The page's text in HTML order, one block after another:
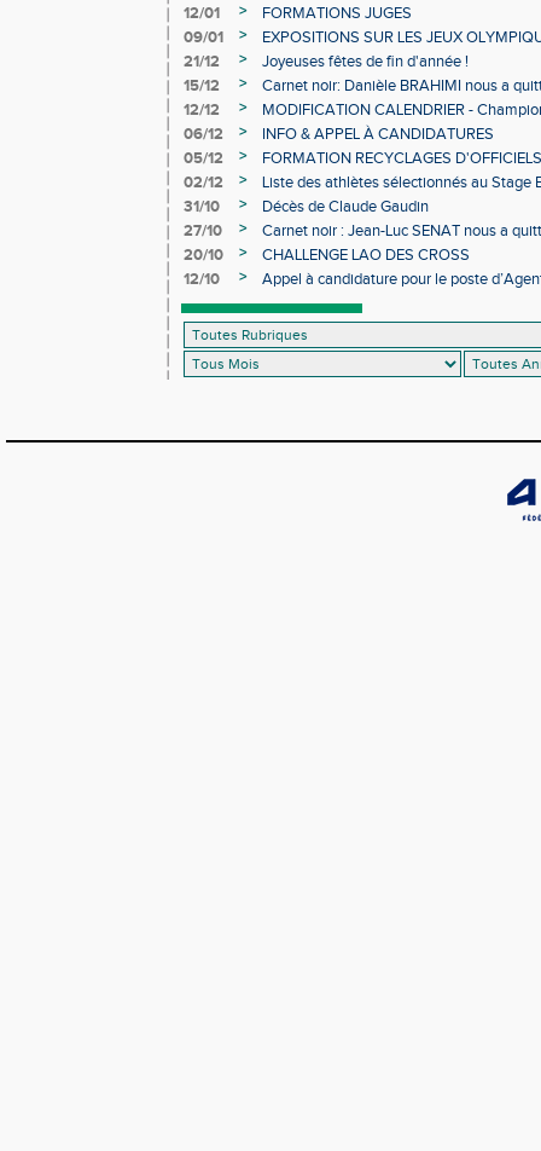
12/01
>
FORMATIONS JUGES
09/01
>
EXPOSITIONS SUR LES JEUX
21/12
>
Joyeuses fêtes de fin d'année !
15/12
>
Carnet noir: Danièle BRAHIMI nous a
12/12
>
MODIFICATION CALENDRIER -
06/12
>
INFO & APPEL À CANDIDATURES
05/12
>
FORMATION RECYCLAGES D'OFFICIELS
02/12
>
Liste des athlètes sélectionnés au Stage
31/10
>
Décès de Claude Gaudin
27/10
>
Carnet noir : Jean-Luc SENAT nous a
20/10
>
CHALLENGE LAO DES CROSS
12/10
>
Appel à candidature pour le poste